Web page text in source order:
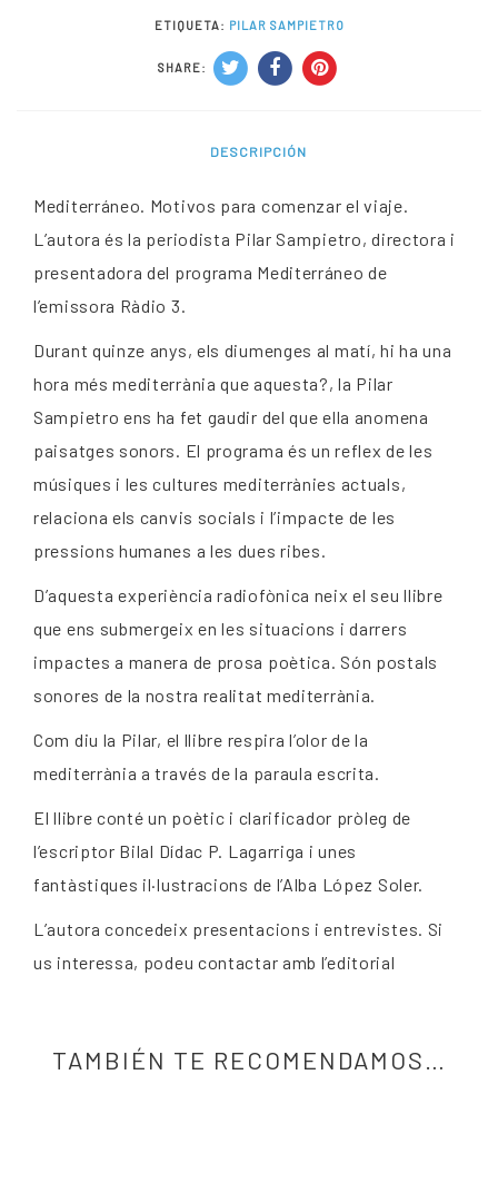
ETIQUETA: PILAR SAMPIETRO
SHARE:
DESCRIPCIÓN
Mediterráneo. Motivos para comenzar el viaje.
L’autora és la periodista Pilar Sampietro, directora i
presentadora del programa Mediterráneo de
l’emissora Ràdio 3.
Durant quinze anys, els diumenges al matí, hi ha una
hora més mediterrània que aquesta?, la Pilar
Sampietro ens ha fet gaudir del que ella anomena
paisatges sonors. El programa és un reflex de les
músiques i les cultures mediterrànies actuals,
relaciona els canvis socials i l’impacte de les
pressions humanes a les dues ribes.
D’aquesta experiència radiofònica neix el seu llibre
que ens submergeix en les situacions i darrers
impactes a manera de prosa poètica. Són postals
sonores de la nostra realitat mediterrània.
Com diu la Pilar, el llibre respira l’olor de la
mediterrània a través de la paraula escrita.
El llibre conté un poètic i clarificador pròleg de
l’escriptor Bilal Dídac P. Lagarriga i unes
fantàstiques il·lustracions de l’Alba López Soler.
L’autora concedeix presentacions i entrevistes. Si
us interessa, podeu contactar amb l’editorial
TAMBIÉN TE RECOMENDAMOS…